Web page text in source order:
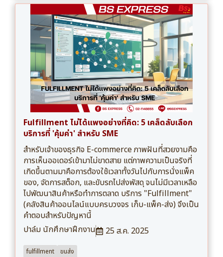
Fulfillment ไม่ได้แพงอย่างที่คิด: 5 เคล็ดลับเลือก
บริการที่ 'คุ้มค่า' สำหรับ SME
สำหรับเจ้าของธุรกิจ E-commerce ภาพฝันที่สวยงามคือ
การเห็นออเดอร์เข้ามาไม่ขาดสาย แต่ภาพความเป็นจริงที่
เกิดขึ้นตามมาคือการต้องใช้เวลาทั้งวันไปกับการนั่งแพ็ค
ของ, จัดการสต็อก, และขับรถไปส่งพัสดุ จนไม่มีเวลาเหลือ
ไปพัฒนาสินค้าหรือทำการตลาด บริการ "Fulfillment"
(คลังสินค้าออนไลน์แบบครบวงจร เก็บ-แพ็ค-ส่ง) จึงเป็น
คำตอบสำหรับปัญหานี้
ปาล์ม นักศึกษาฝึกงาน
25 ส.ค. 2025
fulfillment ขนส่ง